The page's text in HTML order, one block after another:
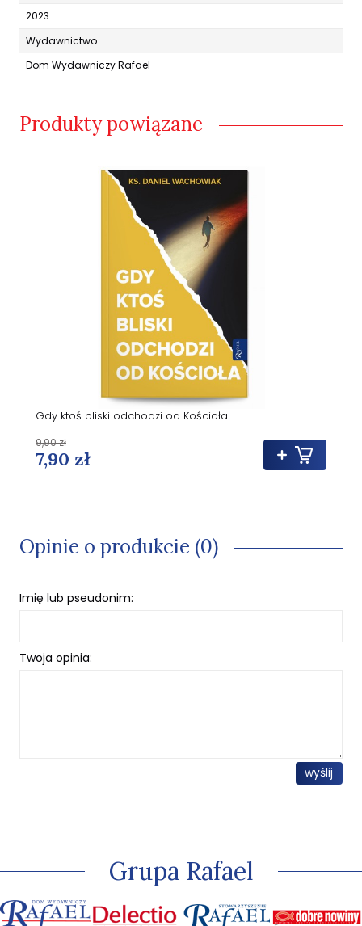
2023
Wydawnictwo
Dom Wydawniczy Rafael
Produkty powiązane
Gdy ktoś bliski odchodzi od Kościoła
7,90 zł
9,90 zł
Opinie o produkcie (0)
Imię lub pseudonim:
Twoja opinia:
wyślij
Grupa Rafael